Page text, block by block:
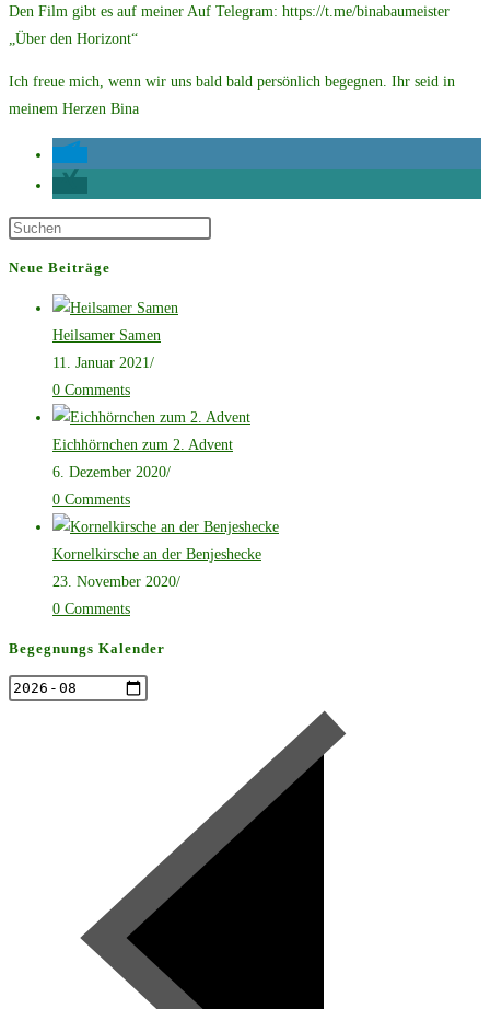
Den Film gibt es auf meiner Auf Telegram: https://t.me/binabaumeister
„Über den Horizont“
Ich freue mich, wenn wir uns bald bald persönlich begegnen. Ihr seid in
meinem Herzen Bina
Neue Beiträge
Heilsamer Samen
11. Januar 2021 /
0 Comments
Eichhörnchen zum 2. Advent
6. Dezember 2020/
0 Comments
Kornelkirsche an der Benjeshecke
23. November 2020/
0 Comments
Begegnungs Kalender